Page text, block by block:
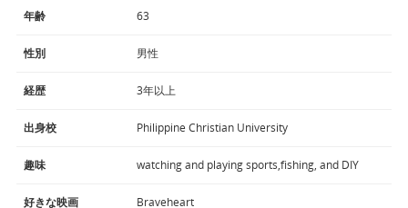
年齢 63
性別 男性
経歴 3年以上
出身校 Philippine Christian University
趣味 watching and playing sports,fishing, and DIY
好きな映画 Braveheart